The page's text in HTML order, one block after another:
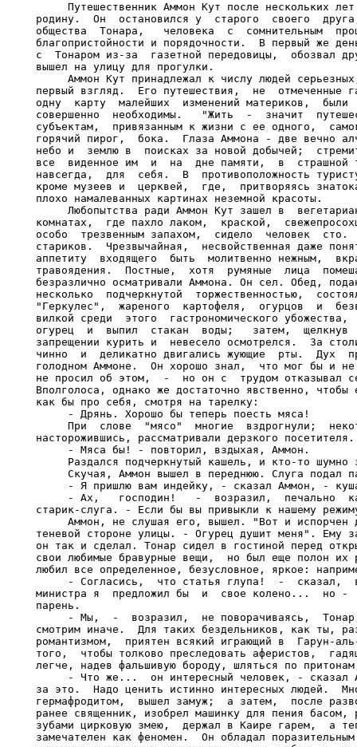
Путешественник Аммон Кут после нескольких
родину.  Он  остановился у  старого  своего
общества  Тонара,   человека  с  сомнительным
благопристойности и порядочности.  В первый же
с  Тонаром из-за  газетной передовицы,  обозвал
вышел на улицу для прогулки.
Аммон Кут принадлежал к числу людей
первый взгляд.  Его путешествия,  не  отмеченные
одну  карту  малейших  изменений материков,
совершенно  необходимы.   "Жить  -  значит
субъектам,  привязанным к жизни с ее одного,
горячий пирог,  бока.  Глаза Аммона - две вечно
небо и  землю в  поисках за новой добычей;
все  виденное им  и  на  дне памяти,  в  страшной
навсегда,  для  себя.  В  противоположность
кроме музеев и  церквей,  где,  притворяясь
плохо намалеванных картинах неземной красоты.
Любопытства ради Аммон Кут зашел в
комнатах,  где пахло лаком,  краской,
особо  трезвенным запахом,  сидело  человек  сто.
стариков.  Чрезвычайная,  несвойственная даже
аппетиту  входящего  быть  молитвенно нежным,
травоядения.  Постные,  хотя  румяные  лица
безразлично осматривали Аммона. Он сел. Обед,
несколько  подчеркнутой  торжественностью,
"Геркулес",  жареного  картофеля,  огурцов  и
вилкой среди  этого  гастрономического
огурец  и  выпил  стакан  воды;   затем,  щелкнув
запрещении курить и  невесело осмотрелся.  За
чинно  и  деликатно двигались жующие  рты.  Дух
голодном Аммоне.  Он хорошо знал,  что мог бы и
не просил об этом,  -  но он с  трудом отказывал
Вполголоса, однако же достаточно явственно, чтобы
как бы про себя, смотря на тарелку:
     - Дрянь. Хорошо бы теперь поесть мяса!
При  слове  "мясо"  многие  вздрогнули;
насторожившись, рассматривали дерзкого посетителя.
     - Мяса бы! - повторил, вздыхая, Аммон.
Раздался подчеркнутый кашель, и кто-то шумно
Скучая, Аммон вышел в переднюю. Слуга подал
- Я пришлю вам индейку, - сказал Аммон, -
- Ах,   господин!   -  возразил,  печально
старик-слуга. - Если бы вы привыкли к нашему
Аммон, не слушая его, вышел. "Вот и испорчен
теневой стороне улицы. - Огурец душит меня". Ему
он так и сделал. Тонар сидел в гостиной перед
свои любимые бравурные вещи,  но был еще полон их
любил все определенное, безусловное, яркое:
- Согласись,  что статья глупа!  -  сказал,
министра я  предложил бы  и  свое колено...  но -
парень.
- Мы,  -  возразил,  не поворачиваясь,
смотрим иначе.  Для таких бездельников, как ты,
романтизмом,  приятен всякий играющий в  Гарун-
того,  чтобы толково преследовать аферистов,
легче, надев фальшивую бороду, шляться по
- Что же...  он интересный человек, - сказал
за это.  Надо ценить истинно интересных людей.
гермафродитом,  вышел замуж;  а затем,  после
ранее священник, изобрел машинку для пения басом,
зубами цирковую змею,  держал в Каире гарем,  а
замечателен как феномен.  Он обладал